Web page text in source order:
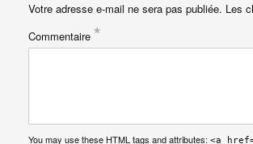
Votre adresse e-mail ne sera pas publiée. Les
Commentaire *
You may use these HTML tags and attributes: <a